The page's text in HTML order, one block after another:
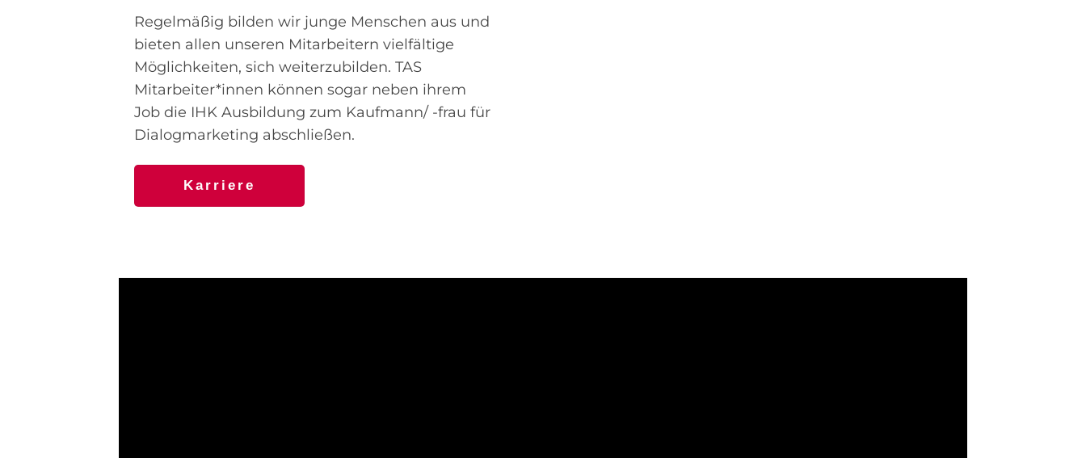
Regelmäßig bilden wir junge Menschen aus und
bieten allen unseren Mitarbeitern vielfältige
Möglichkeiten, sich weiterzubilden. TAS
Mitarbeiter*innen können sogar neben ihrem
Job die IHK Ausbildung zum Kaufmann/ -frau für
Dialogmarketing abschließen.
Karriere